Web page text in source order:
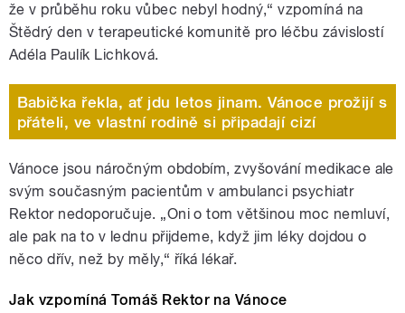
že v průběhu roku vůbec nebyl hodný,“ vzpomíná na
Štědrý den v terapeutické komunitě pro léčbu závislostí
Adéla Paulík Lichková.
Babička řekla, ať jdu letos jinam. Vánoce prožijí s
přáteli, ve vlastní rodině si připadají cizí
Vánoce jsou náročným obdobím, zvyšování medikace ale
svým současným pacientům v ambulanci psychiatr
Rektor nedoporučuje. „Oni o tom většinou moc nemluví,
ale pak na to v lednu přijdeme, když jim léky dojdou o
něco dřív, než by měly,“ říká lékař.
Jak vzpomíná Tomáš Rektor na Vánoce